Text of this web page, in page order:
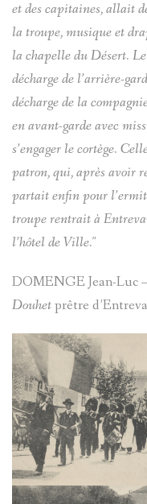
et des capitaines, allait
la troupe, musique et
la chapelle du Désert.
décharge de l’arrière-
décharge de la
en avant-garde avec
s’engager le cortège.
patron, qui, après avoir
partait enfin pour
troupe rentrait à
l’hôtel de Ville."
DOMENGE Jean-Luc
Douhetprêtre